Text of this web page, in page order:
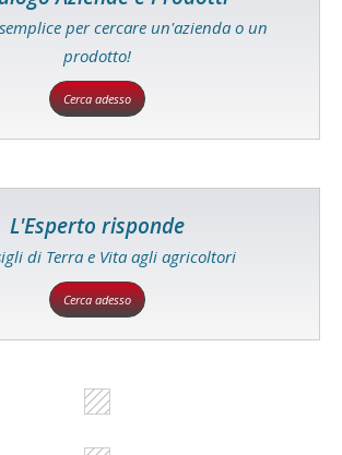
per cercare un'azienda o un
prodotto!
Cerca adesso
L'Esperto risponde
di Terra e Vita agli agricoltori
Cerca adesso